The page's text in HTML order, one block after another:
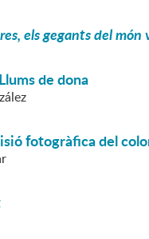
els gegants del món
de dona
fotogràfica del